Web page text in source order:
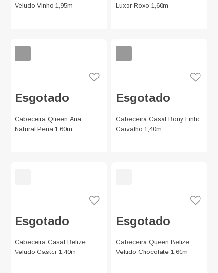
Veludo Vinho 1,95m
Luxor Roxo 1,60m
Esgotado
Cabeceira Queen Ana
Natural Pena 1,60m
Esgotado
Cabeceira Casal Bony Linho
Carvalho 1,40m
Esgotado
Cabeceira Casal Belize
Veludo Castor 1,40m
Esgotado
Cabeceira Queen Belize
Veludo Chocolate 1,60m